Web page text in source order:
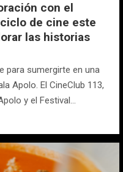
con el
de cine este
las historias
para sumergirte en una
Apolo. El CineClub 113,
y el Festival…